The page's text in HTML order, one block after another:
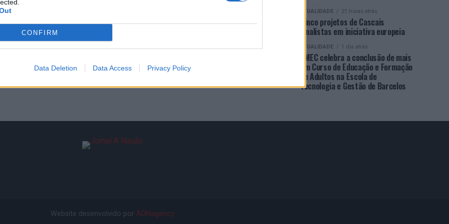
CONFIRM
Data Deletion Data Access Privacy Policy
com...
ATUALIDADE 21 horas atrás
Cinco projetos de Cascais
finalistas em iniciativa europeia
ATUALIDADE 1 dia atrás
EMEC celebra a conclusão de mais
um Curso de Educação e Formação
de Adultos na Escola de
Tecnologia e Gestão de Barcelos
Website desenvolvido por ADNagency